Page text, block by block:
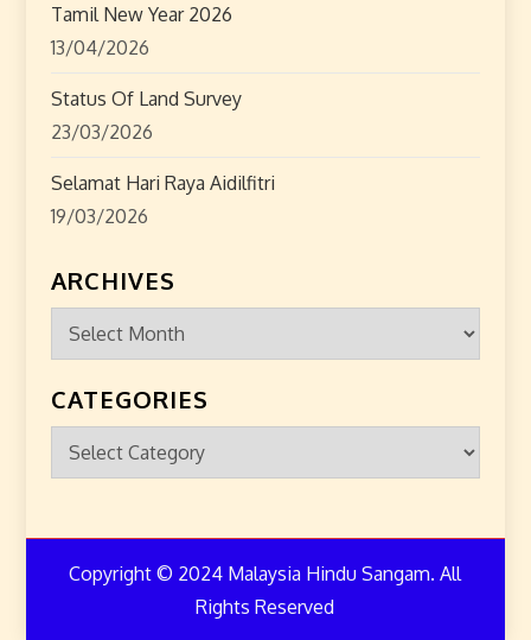
Tamil New Year 2026
13/04/2026
Status Of Land Survey
23/03/2026
Selamat Hari Raya Aidilfitri
19/03/2026
ARCHIVES
Archives
CATEGORIES
Categories
Copyright © 2024 Malaysia Hindu Sangam. All
Rights Reserved